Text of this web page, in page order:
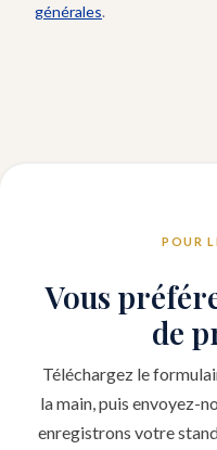
générales.
POUR
Vous
de
Téléchargez le
la main, puis envoyez-
enregistrons votre